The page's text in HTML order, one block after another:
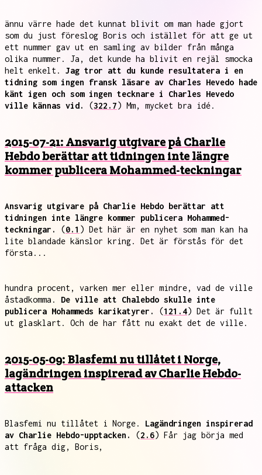
ännu värre hade det kunnat blivit om man hade gjort
som du just föreslog Boris och istället för att ge ut
ett nummer gav ut en samling av bilder från många
olika nummer. Ja, det kunde ha blivit en rejäl smocka
helt enkelt. Jag tror att du kunde resultatera i en
tidning som ingen fransk läsare av Charles Hevedo hade
känt igen och som ingen tecknare i Charles Hevedo
ville kännas vid.
(322.7) Mm, mycket bra idé.
2015-07-21: Ansvarig utgivare på Charlie
Hebdo berättar att tidningen inte längre
kommer publicera Mohammed-teckningar
Ansvarig utgivare på Charlie Hebdo berättar att
tidningen inte längre kommer publicera Mohammed-
teckningar.
(0.1 ) Det här är en nyhet som man kan ha
lite blandade känslor kring. Det är förstås för det
första...
hundra procent, varken mer eller mindre, vad de ville
åstadkomma. De ville att Chalebdo skulle inte
publicera Mohammeds karikatyrer.
(121.4) Det är fullt
ut glasklart. Och de har fått nu exakt det de ville.
2015-05-09: Blasfemi nu tillåtet i Norge,
lagändringen inspirerad av Charlie Hebdo-
attacken
Blasfemi nu tillåtet i Norge. Lagändringen inspirerad
av Charlie Hebdo-upptacken.
(2.6) Får jag börja med
att fråga dig, Boris,